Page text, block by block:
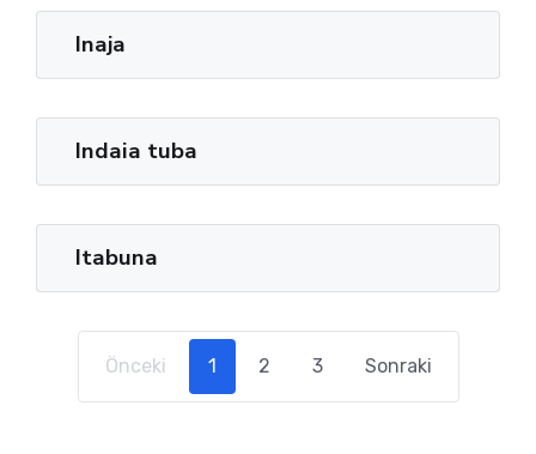
Inaja
Indaia tuba
Itabuna
Önceki 1 2 3 Sonraki